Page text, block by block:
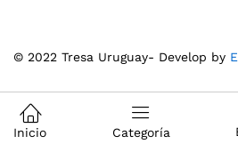
© 2022 Tresa Uruguay- Develop by
Inicio Categoría